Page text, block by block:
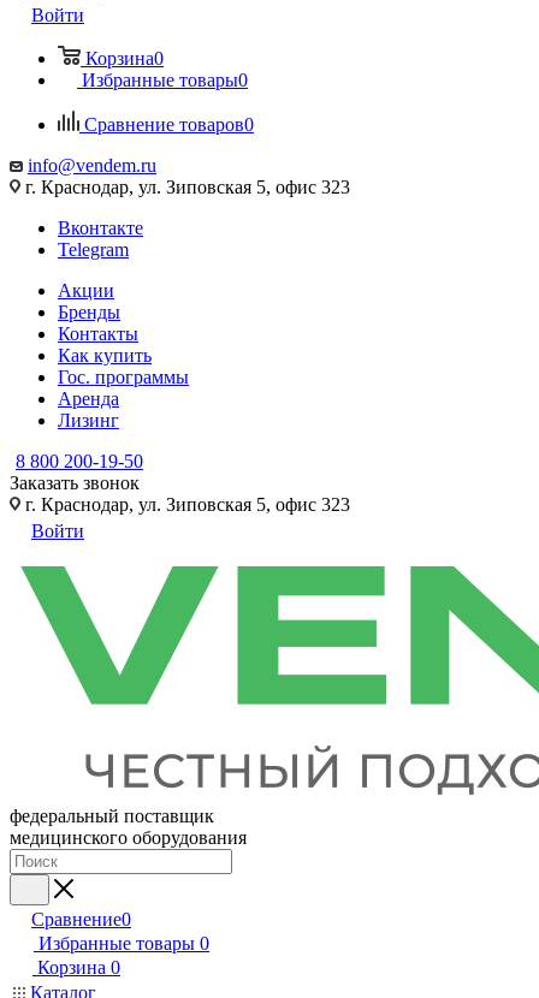
Войти
Корзина0
Избранные товары0
Сравнение товаров0
info@vendem.ru
г. Краснодар, ул. Зиповская 5, офис 323
Вконтакте
Telegram
Акции
Бренды
Контакты
Как купить
Гос. программы
Аренда
Лизинг
8 800 200-19-50
Заказать звонок
г. Краснодар, ул. Зиповская 5, офис 323
Войти
федеральный поставщик
медицинского оборудования
Сравнение0
Избранные товары 0
Корзина 0
Каталог